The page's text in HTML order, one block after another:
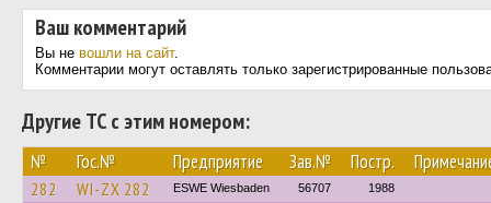
Ваш комментарий
Вы не вошли на сайт.
Комментарии могут оставлять только зарегистрированные
Другие ТС с этим номером:
№ Гос.№ Предприятие Зав.№ Постр.
282 WI-ZX 282 ESWE Wiesbaden 56707 1988